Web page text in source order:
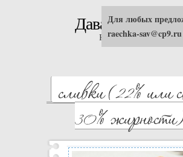
Давай
Кулинарные рецепты
Для любых
raechka-sav@cp9.ru